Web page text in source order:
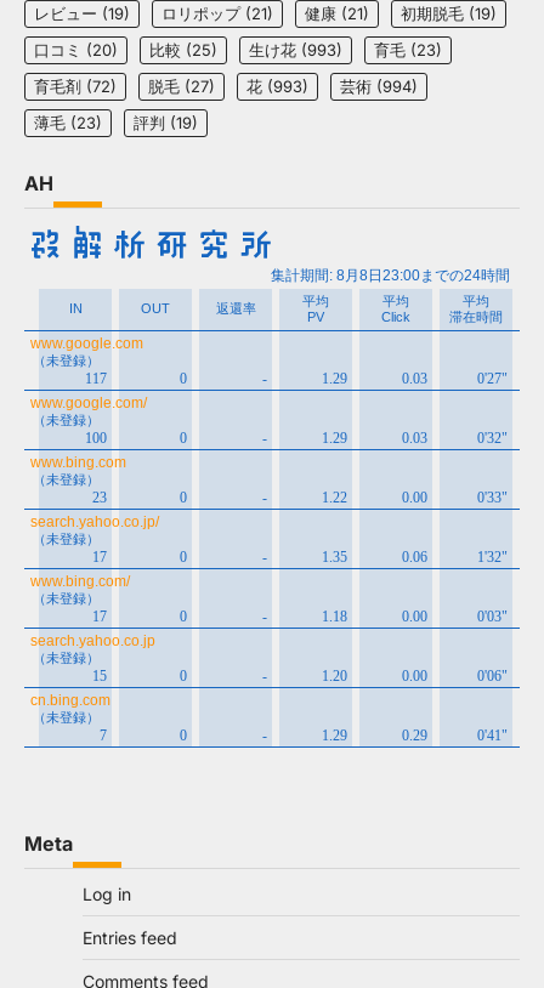
レビュー (19) ロリポップ(21) 健康 (21) 初期脱毛 (19)
口コミ (20) 比較 (25) 生け花 (993) 育毛 (23)
育毛剤 (72) 脱毛 (27) 花 (993) 芸術 (994)
薄毛 (23) 評判 (19)
AH
Meta
Log in
Entries feed
Comments feed